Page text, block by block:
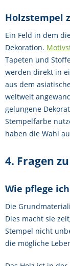
Holzstempel
Ein Feld in dem
Dekoration.
Tapeten und
werden direkt in
aus dem
weltweit
gelungene
Stempelfarbe
haben die Wahl
4. Fragen
Wie pflege
Die
Dies macht sie
Stempel nicht
die mögliche